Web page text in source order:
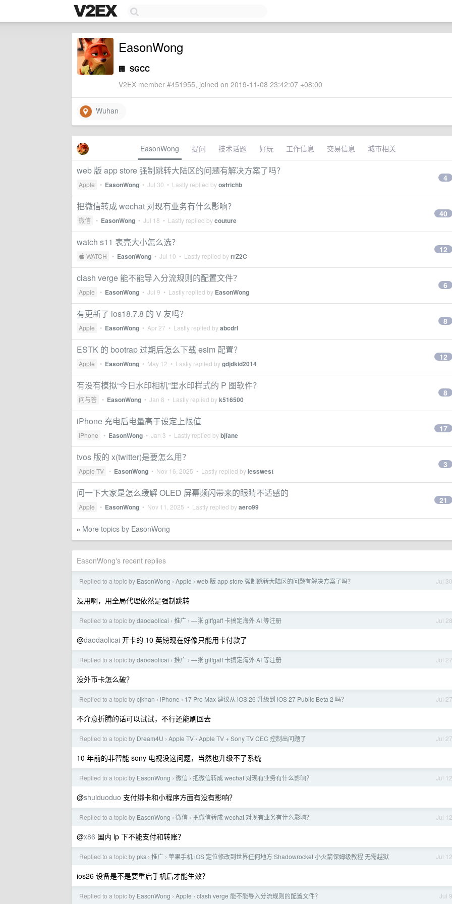
EasonWong
🏢 SGCC
V2EX member #451955, joined on 2019-11-08 23:42:07 +08:00
Wuhan
EasonWong 提问 技术话题 好玩 工作信息 交易信息 城市相关
web 版 app store 强制跳转大陆区的问题有解决方案了吗？
Apple • EasonWong • Jul 30 • Lastly replied byostrichb
4
把微信转成 wechat 对现有业务有什么影响？
微信 • EasonWong • Jul 18 • Lastly replied bycouture
40
watch s11 表壳大小怎么选？
 WATCH • EasonWong • Jul 10 • Lastly replied byrrZ2C
12
clash verge 能不能导入分流规则的配置文件？
Apple • EasonWong • Jul 9 • Lastly replied by EasonWong
6
有更新了 ios18.7.8 的 V 友吗？
Apple • EasonWong • Apr 27 • Lastly replied byabcdrl
8
ESTK 的 bootrap 过期后怎么下载 esim 配置？
Apple • EasonWong • May 12 • Lastly replied bygdjdkid2014
12
有没有模拟“今日水印相机”里水印样式的 P 图软件？
问与答 • EasonWong • Jan 8 • Lastly replied byk516500
8
iPhone 充电后电量高于设定上限值
iPhone • EasonWong • Jan 3 • Lastly replied bybjfane
17
tvos 版的 x(twitter)是要怎么用？
Apple TV • EasonWong • Nov 16, 2025 • Lastly replied bylesswest
3
问一下大家是怎么缓解 OLED 屏幕频闪带来的眼睛不适感的
Apple • EasonWong • Nov 11, 2025 • Lastly replied byaero99
21
» More topics by EasonWong
EasonWong's recent replies
Jul 30
Replied to a topic by EasonWong › Apple › web 版 app store 强制跳转大陆区的问题有解决方案了吗？
没用啊，用全局代理依然是强制跳转
Jul 28
Replied to a topic bydaodaolicai › 推广 › —张 giffgaff 卡搞定海外 AI 等注册
@daodaolicai 开卡的 10 英镑现在好像只能用卡付款了
Jul 27
Replied to a topic bydaodaolicai › 推广 › —张 giffgaff 卡搞定海外 AI 等注册
没外币卡怎么破？
Jul 27
Replied to a topic bycjkhan › iPhone › 17 Pro Max 建议从 iOS 26 升级到 iOS 27 Public Beta 2 吗？
不介意折腾的话可以试试，不行还能刷回去
Jul 27
Replied to a topic by Dream4U › Apple TV › Apple TV + Sony TV CEC 控制出问题了
10 年前的非智能 sony 电视没这问题，当然也升级不了系统
Jul 12
Replied to a topic by EasonWong › 微信 › 把微信转成 wechat 对现有业务有什么影响？
@shuiduoduo 支付绑卡和小程序方面有没有影响？
Jul 12
Replied to a topic by EasonWong › 微信 › 把微信转成 wechat 对现有业务有什么影响？
@x86 国内 ip 下不能支付和转账？
Jul 12
Replied to a topic bypks › 推广 › 苹果手机 iOS 定位修改到世界任何地方 Shadowrocket 小火箭保姆级教程 无需越狱
ios26 设备是不是要重启手机后才能生效？
Jul 9
Replied to a topic by EasonWong › Apple › clash verge 能不能导入分流规则的配置文件？